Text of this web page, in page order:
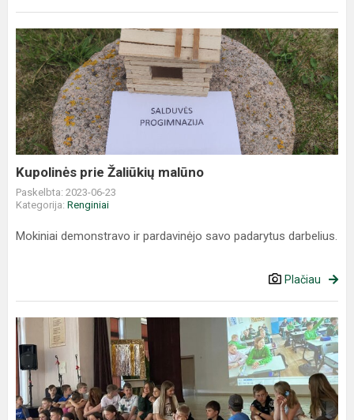
​​​​​​​Kupolinės prie Žaliūkių malūno
Paskelbta: 2023-06-23
Kategorija: Renginiai
Mokiniai demonstravo ir pardavinėjo savo padarytus darbelius.
Plačiau